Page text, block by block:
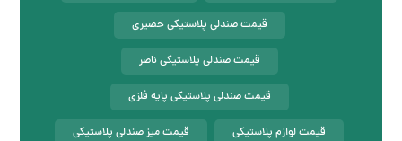
قیمت صندلی پلاستیکی حصیری
قیمت صندلی پلاستیکی ناصر
قیمت صندلی پلاستیکی پایه فلزی
قیمت لوازم پلاستیکی قیمت میز صندلی پلاستیکی